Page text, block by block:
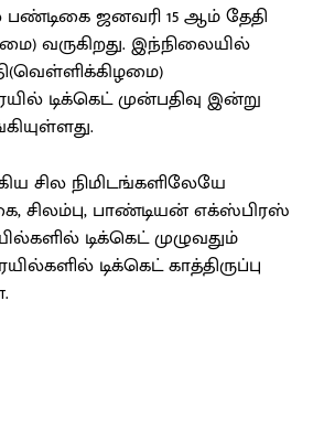
ஜனவரி 15 ஆம் தேதி
வருகிறது. இந்நிலையில்
டிக்கெட் முன்பதிவு இன்று
சில நிமிடங்களிலேயே
சிலம்பு, பாண்டியன் எக்ஸ்பிரஸ்
டிக்கெட் முழுவதும்
டிக்கெட் காத்திருப்பு